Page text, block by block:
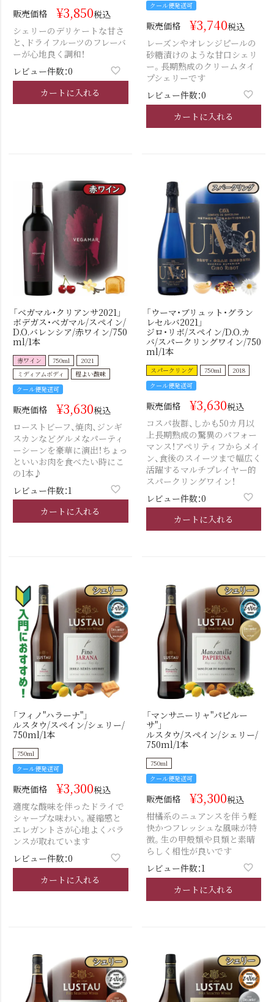
販売価格 ¥3,850税込
シェリーのデリケートな甘さ
と、ドライフルーツのフレーバ
ーが心地良く調和！
レビュー件数：0
カートに入れる
クール便発送可
販売価格 ¥3,740税込
レーズンやオレンジピールの
砂糖漬けのような甘口シェリ
ー。長期熟成のクリームタイ
プシェリーです
レビュー件数：0
カートに入れる
「ベガマル・クリアンサ2021」
ボデガス・ベガマル/スペイン/
D.O.バレンシア/赤ワイン/750
ml/1本
赤ワイン 750ml
2021
ミディアムボディ
程よい酸味
クール便発送可
販売価格 ¥3,630税込
ローストビーフ、焼肉、ジンギ
スカンなどグルメなパーティ
ーシーンを豪華に演出！ちょっ
といいお肉を食べたい時にこ
の1本♪
レビュー件数：1
カートに入れる
「ウーマ・ブリュット・グラン
レセルバ2021」
ジロ・リボ/スペイン/D.O.カ
バ/スパークリングワイン/750
ml/1本
スパークリング 750ml
2018
クール便発送可
販売価格 ¥3,630税込
コスパ抜群、しかも50カ月以
上長期熟成の驚異のパフォー
マンス！アペリティフからメイ
ン、食後のスイーツまで幅広く
活躍するマルチプレイヤー的
スパークリングワイン！
レビュー件数：0
カートに入れる
「フィノ"ハラーナ"」
ルスタウ/スペイン/シェリー/
750ml/1本
750ml
クール便発送可
販売価格 ¥3,300税込
適度な酸味を伴ったドライで
シャープな味わい。凝縮感と
エレガントさが心地よくバラ
ンスが取れています
レビュー件数：0
カートに入れる
「マンサニーリャ"パピルー
サ"」
ルスタウ/スペイン/シェリー/
750ml/1本
750ml
クール便発送可
販売価格 ¥3,300税込
柑橘系のニュアンスを伴う軽
快かつフレッシュな風味が特
徴。生の甲殻類や貝類と素晴
らしく相性が良いです
レビュー件数：1
カートに入れる